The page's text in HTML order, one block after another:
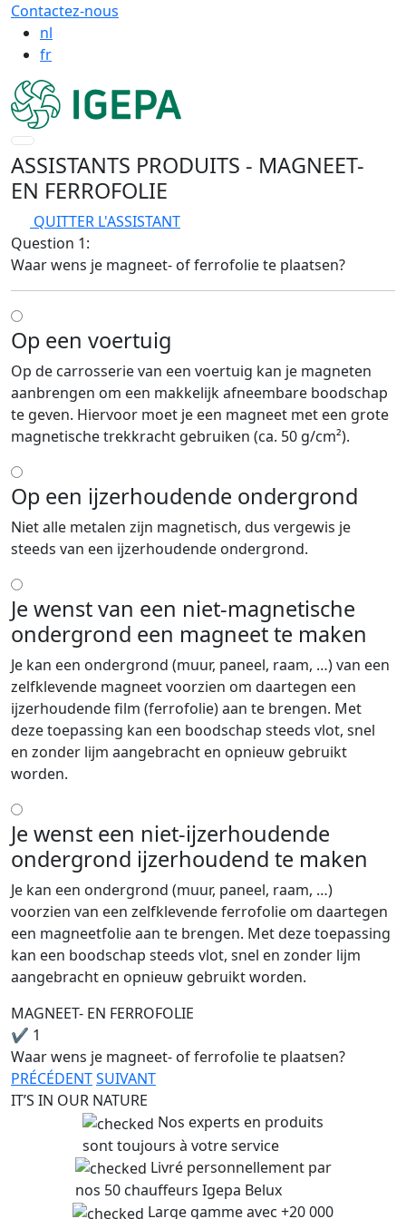
Contactez-nous
nl
fr
ASSISTANTS PRODUITS - MAGNEET-
EN FERROFOLIE
QUITTER L'ASSISTANT
MAGNEET- EN FERROFOLIE
✔ 1
Waar wens je magneet- of ferrofolie te plaatsen?
PRÉCÉDENTSUIVANT
Question 1:
Waar wens je magneet- of ferrofolie te plaatsen?
Op een voertuig
Op de carrosserie van een voertuig kan je magneten
aanbrengen om een makkelijk afneembare boodschap
te geven. Hiervoor moet je een magneet met een grote
magnetische trekkracht gebruiken (ca. 50 g/cm²).
Op een ijzerhoudende ondergrond
Niet alle metalen zijn magnetisch, dus vergewis je
steeds van een ijzerhoudende ondergrond.
Je wenst van een niet-magnetische
ondergrond een magneet te maken
Je kan een ondergrond (muur, paneel, raam, …) van een
zelfklevende magneet voorzien om daartegen een
ijzerhoudende film (ferrofolie) aan te brengen. Met
deze toepassing kan een boodschap steeds vlot, snel
en zonder lijm aangebracht en opnieuw gebruikt
worden.
Je wenst een niet-ijzerhoudende
ondergrond ijzerhoudend te maken
Je kan een ondergrond (muur, paneel, raam, …)
voorzien van een zelfklevende ferrofolie om daartegen
een magneetfolie aan te brengen. Met deze toepassing
kan een boodschap steeds vlot, snel en zonder lijm
aangebracht en opnieuw gebruikt worden.
IT’S IN OUR NATURE
Nos experts en produits
sont toujours à votre service
Livré personnellement par
nos 50 chauffeurs Igepa Belux
Large gamme avec +20 000